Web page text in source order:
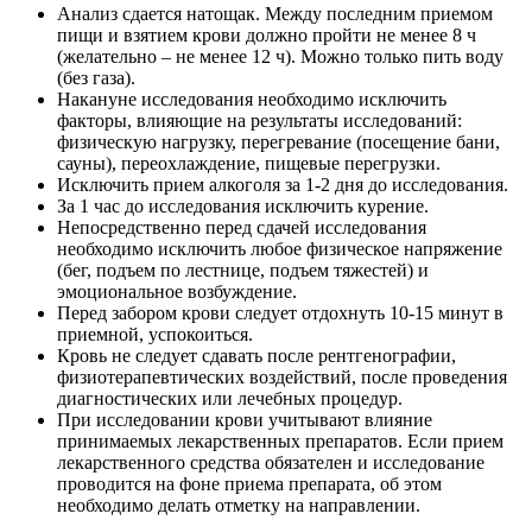
Анализ сдается натощак. Между последним приемом
пищи и взятием крови должно пройти не менее 8 ч
(желательно – не менее 12 ч). Можно только пить воду
(без газа).
Накануне исследования необходимо исключить
факторы, влияющие на результаты исследований:
физическую нагрузку, перегревание (посещение бани,
сауны), переохлаждение, пищевые перегрузки.
Исключить прием алкоголя за 1-2 дня до исследования.
За 1 час до исследования исключить курение.
Непосредственно перед сдачей исследования
необходимо исключить любое физическое напряжение
(бег, подъем по лестнице, подъем тяжестей) и
эмоциональное возбуждение.
Перед забором крови следует отдохнуть 10-15 минут в
приемной, успокоиться.
Кровь не следует сдавать после рентгенографии,
физиотерапевтических воздействий, после проведения
диагностических или лечебных процедур.
При исследовании крови учитывают влияние
принимаемых лекарственных препаратов. Если прием
лекарственного средства обязателен и исследование
проводится на фоне приема препарата, об этом
необходимо делать отметку на направлении.